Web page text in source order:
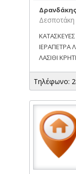
ΙΕΡΑΠΕΤΡΑ
ΛΑΣΙΘΙ
Τηλέφωνο: